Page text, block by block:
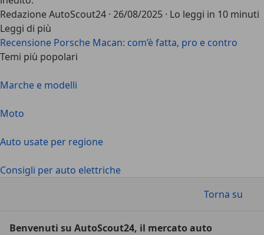
Redazione AutoScout24 · 26/08/2025 · Lo leggi in 10 minuti
Leggi di più
Recensione Porsche Macan: com’è fatta, pro e contro
Temi più popolari
Marche e modelli
Moto
Auto usate per regione
Consigli per auto elettriche
Torna su
Benvenuti su AutoScout24, il mercato auto